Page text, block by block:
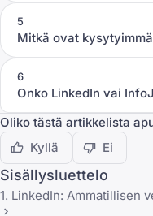
5
Mitkä ovat
6
Onko LinkedIn vai
Oliko tästä artikkelista
Kyllä
Ei
Sisällysluettelo
1. LinkedIn: Ammatillisen